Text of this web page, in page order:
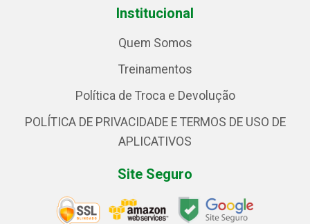
Institucional
Quem Somos
Treinamentos
Política de Troca e Devolução
POLÍTICA DE PRIVACIDADE E TERMOS DE USO DE
APLICATIVOS
Site Seguro